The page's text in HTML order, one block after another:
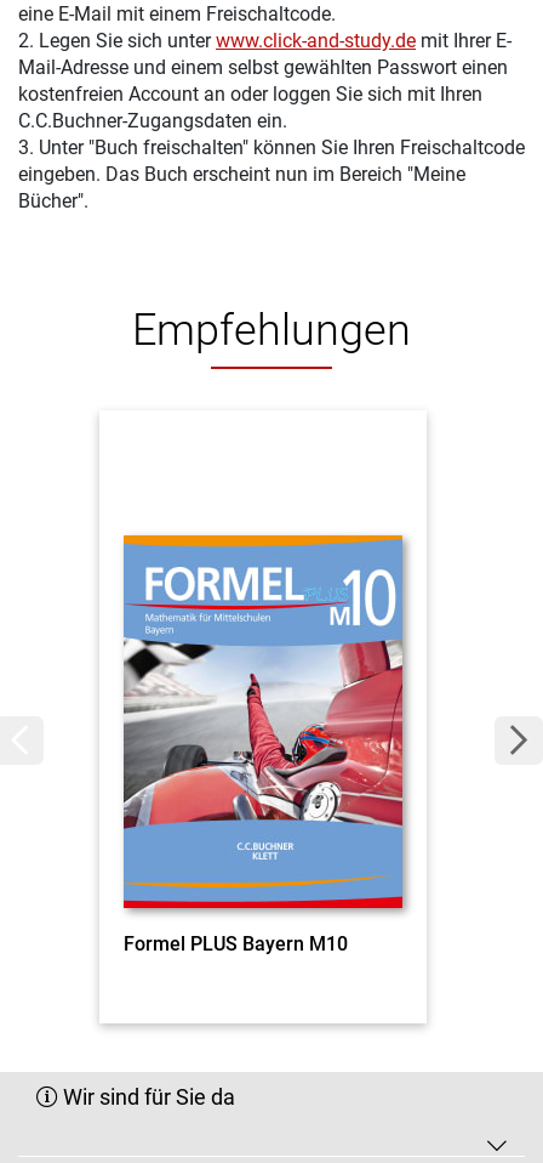
eine E-Mail mit einem Freischaltcode.
2. Legen Sie sich unterwww.click-and-study.de mit Ihrer E-
Mail-Adresse und einem selbst gewählten Passwort einen
kostenfreien Account an oder loggen Sie sich mit Ihren
C.C.Buchner-Zugangsdaten ein.
3. Unter "Buch freischalten" können Sie Ihren Freischaltcode
eingeben. Das Buch erscheint nun im Bereich "Meine
Bücher".
Empfehlungen
Formel PLUS Bayern M10
Wir sind für Sie da